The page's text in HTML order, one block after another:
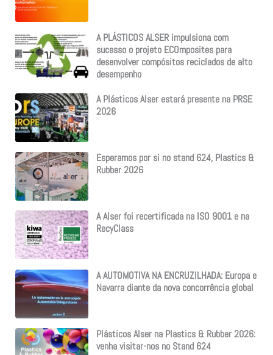
A PLÁSTICOS ALSER impulsiona com
sucesso o projeto ECOmposites para
desenvolver compósitos reciclados de alto
desempenho
A Plásticos Alser estará presente na PRSE
2026
Esperamos por si no stand 624, Plastics &
Rubber 2026
A Alser foi recertificada na ISO 9001 e na
RecyClass
A AUTOMOTIVA NA ENCRUZILHADA: Europa e
Navarra diante da nova concorrência global
Plásticos Alser na Plastics & Rubber 2026:
venha visitar-nos no Stand 624